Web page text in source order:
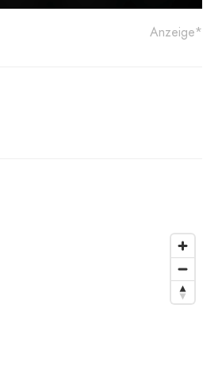
Anzeige*